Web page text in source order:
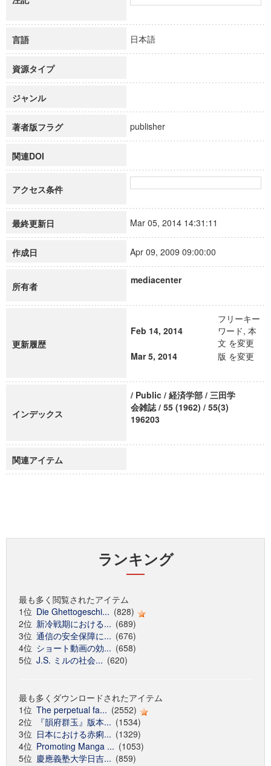
言語 日本語
資源タイプ
ジャンル
著者版フラグ publisher
関連DOI
アクセス条件
最終更新日 Mar 05, 2014 14:31:11
作成日 Apr 09, 2009 09:00:00
所有者
mediacenter
更新履歴
Feb 14, 2014
フリーキー
ワード, 本
文 を変更
Mar 5, 2014
版 を変更
インデックス
/ Public / 経済学部 / 三田学
会雑誌 / 55 (1962) / 55(3)
196203
関連アイテム
ランキング
最も多く閲覧されたアイテム
1位 Die Ghettogeschi... (828)
2位 新冷戦期における... (689)
3位 通信の安全保障に... (676)
4位 ショート動画の効... (658)
5位 J.S. ミルの社会... (620)
最も多くダウンロードされたアイテム
1位 The perpetual fa... (2552)
2位
『韻府群玉』版本... (1534)
3位 日本における赤痢... (1329)
4位 Promoting Manga ... (1053)
5位 慶應義塾大学日吉... (859)